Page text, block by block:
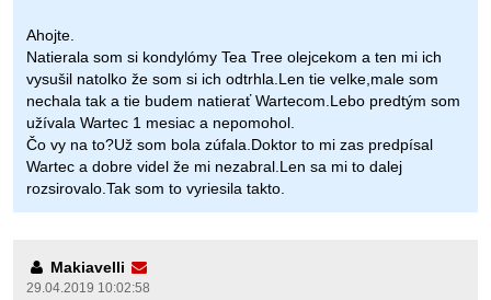
Ahojte.
Natierala som si kondylómy Tea Tree olejcekom a ten mi ich
vysušil natolko že som si ich odtrhla.Len tie velke,male som
nechala tak a tie budem natierať Wartecom.Lebo predtým som
užívala Wartec 1 mesiac a nepomohol.
Čo vy na to?Už som bola zúfala.Doktor to mi zas predpísal
Wartec a dobre videl že mi nezabral.Len sa mi to dalej
rozsirovalo.Tak som to vyriesila takto.
Makiavelli
29.04.2019 10:02:58